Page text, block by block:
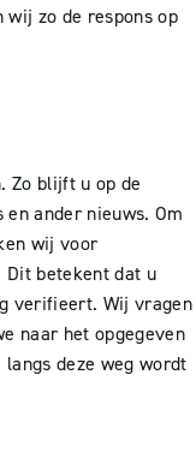
wij zo de respons op
Zo blijft u op de
ander nieuws. Om
wij voor
Dit betekent dat u
verifieert. Wij vragen
naar het opgegeven
deze weg wordt